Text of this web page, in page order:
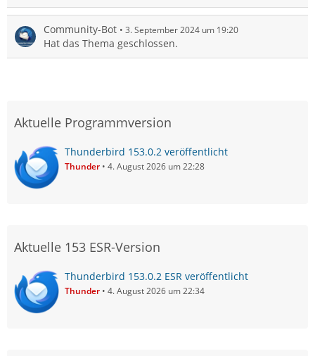
Community-Bot 3. September 2024 um 19:20
Hat das Thema geschlossen.
Aktuelle Programmversion
Thunderbird 153.0.2 veröffentlicht
Thunder 4. August 2026 um 22:28
Aktuelle 153 ESR-Version
Thunderbird 153.0.2 ESR veröffentlicht
Thunder 4. August 2026 um 22:34